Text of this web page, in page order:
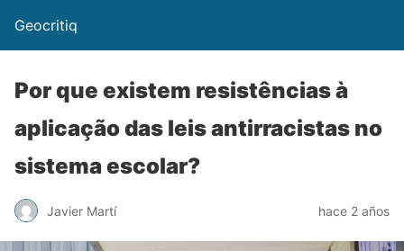
Geocritiq
Por que existem resistências à
aplicação das leis antirracistas no
sistema escolar?
Javier Martí hace 2 años